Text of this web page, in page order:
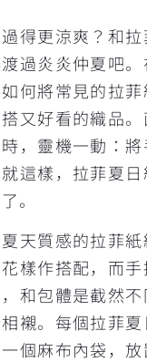
得更涼爽？和
過炎炎仲夏吧
何將常見的拉
又好看的織品
，靈機一動：
這樣，拉菲夏
。
天質感的拉菲
樣作搭配，而
和包體是截然
襯。每個拉菲
個麻布內袋，